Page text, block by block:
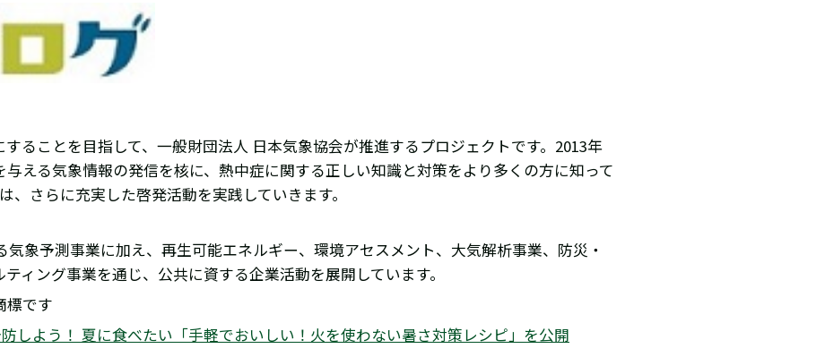
ることを目指して、一般財団法人 日本気象協会が推進するプロジェクトです。2013年
える気象情報の発信を核に、熱中症に関する正しい知識と対策をより多くの方に知って
さらに充実した啓発活動を実践していきます。
象予測事業に加え、再生可能エネルギー、環境アセスメント、大気解析事業、防災・
ィング事業を通じ、公共に資する企業活動を展開しています。
標です
しよう！ 夏に食べたい「手軽でおいしい！火を使わない暑さ対策レシピ」を公開